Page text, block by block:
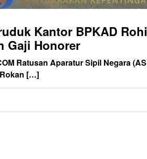
Kantor BPKAD
Gaji Honorer
Ratusan Aparatur Sipil Negara
[…]